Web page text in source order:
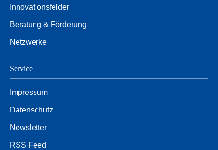
Innovationsfelder
Beratung & Förderung
Netzwerke
Service
Impressum
Datenschutz
Newsletter
RSS Feed